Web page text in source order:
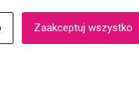
Zaakceptuj wszystko